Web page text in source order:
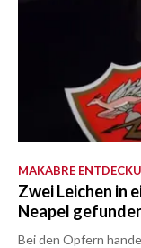
MAKABRE
Zwei Leichen in
Neapel
Bei den Opfern